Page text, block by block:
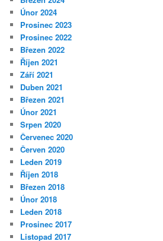
Únor 2024
Prosinec 2023
Prosinec 2022
Březen 2022
Říjen 2021
Září 2021
Duben 2021
Březen 2021
Únor 2021
Srpen 2020
Červenec 2020
Červen 2020
Leden 2019
Říjen 2018
Březen 2018
Únor 2018
Leden 2018
Prosinec 2017
Listopad 2017